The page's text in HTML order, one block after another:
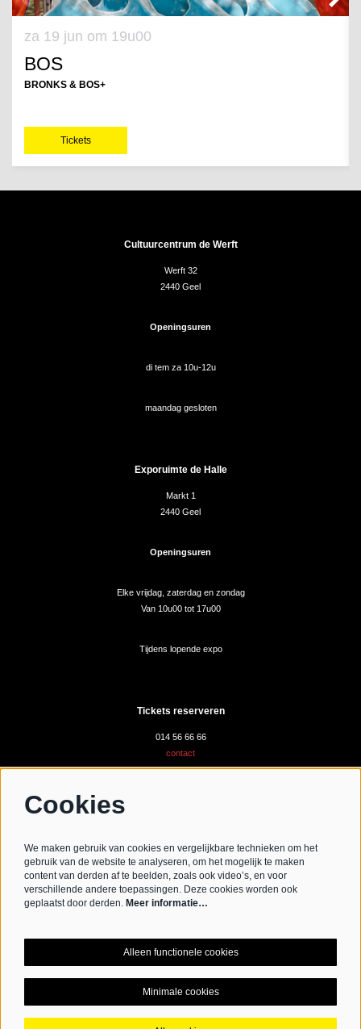
BOS
BRONKS & BOS+
za 19 jun om 19u00
Tickets
Cultuurcentrum de Werft
Werft 32
2440 Geel
Openingsuren
di tem za 10u-12u
maandag gesloten
Exporuimte de Halle
Markt 1
2440 Geel
Openingsuren
Elke vrijdag, zaterdag en zondag
Van 10u00 tot 17u00
Tijdens lopende expo
Tickets reserveren
014 56 66 66
contact
Schrijf je in voor de nieuwsbrief
Schrijf mij in aub
© CC De Werft
Cookies
We maken gebruik van cookies en vergelijkbare technieken om het
gebruik van de website te analyseren, om het mogelijk te maken
content van derden af te beelden, zoals ook video’s, en voor
verschillende andere toepassingen. Deze cookies worden ook
geplaatst door derden. Meer informatie…
Alleen functionele cookies
Minimale cookies